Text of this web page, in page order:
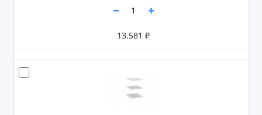
13.581 ₽